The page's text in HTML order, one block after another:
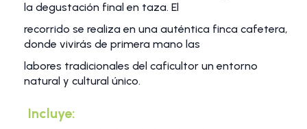
la degustación final en taza. El
recorrido se realiza en una auténtica finca cafetera,
donde vivirás de primera mano las
labores tradicionales del caficultor un entorno
natural y cultural único.
Incluye: